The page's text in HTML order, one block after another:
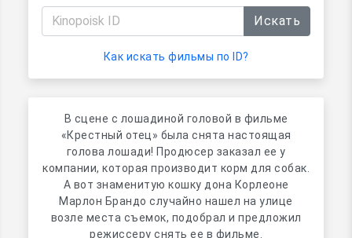
Искать
Как искать фильмы по ID?
В сцене с лошадиной головой в фильме
«Крестный отец» была снята настоящая
голова лошади! Продюсер заказал ее у
компании, которая производит корм для собак.
А вот знаменитую кошку дона Корлеоне
Марлон Брандо случайно нашел на улице
возле места съемок, подобрал и предложил
режиссеру снять ее в фильме.